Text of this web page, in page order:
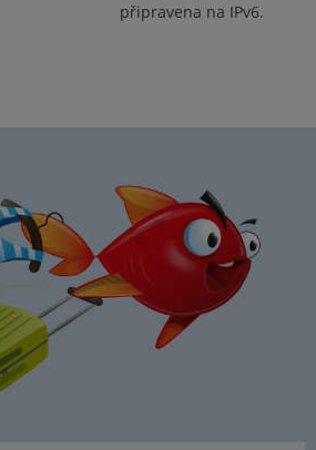
připravena na IPv6.